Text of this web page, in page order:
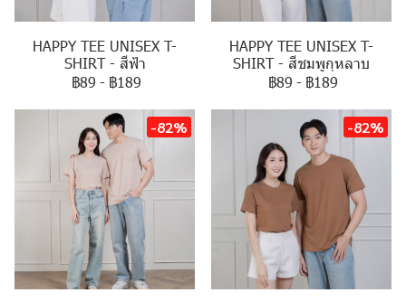
HAPPY TEE UNISEX T-
SHIRT - สีฟ้า
฿89 - ฿189
HAPPY TEE UNISEX T-
SHIRT - สีชมพูกุหลาบ
฿89 - ฿189
-82% -82%